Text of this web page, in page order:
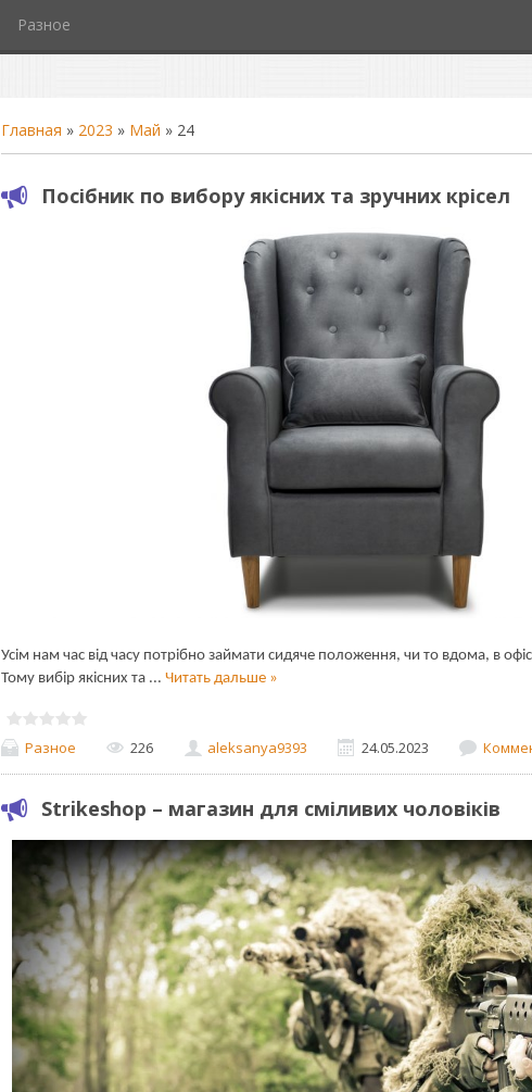
Разное
Главная » 2023 » Май » 24
Посібник по вибору якісних та зручних крісел
Усім нам час від часу потрібно займати сидяче положення, чи то вдома, в
Тому вибір якісних та ... Читать дальше »
Разное 226 aleksanya9393 24.05.2023
Strikeshop – магазин для сміливих чоловіків